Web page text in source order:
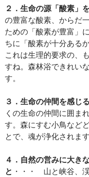
２．生命の源「酸素」
の豊富な酸素、からだ
ための「酸素が豊富」
ちに「酸素が十分ある
これは生理的要求の、
すね。森林浴できれい
す。
３．生命の仲間を感じ
くの生命の仲間に囲ま
す。森にすむ小鳥など
とで、魂が浄化されます
４．自然の営みに大き
と ・・・ 山と峡谷、